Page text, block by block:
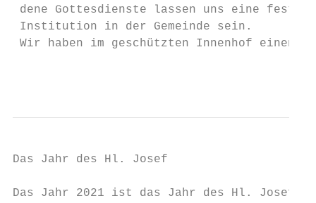
dene Gottesdienste lassen uns eine
Institution in der Gemeinde sein.
Wir haben im geschützten Innenhof einen
Das Jahr des Hl. Josef
Das Jahr 2021 ist das Jahr des Hl. Josef